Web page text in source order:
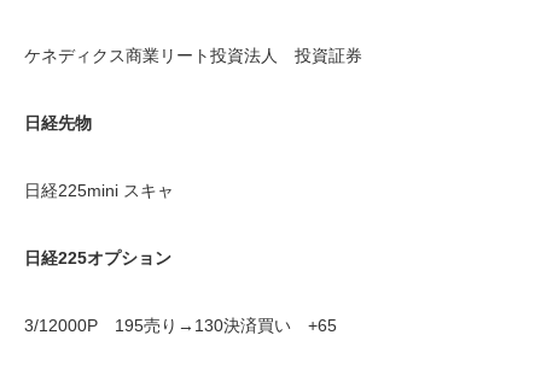
ケネディクス商業リート投資法人 投資証券
日経先物
日経225mini スキャ
日経225オプション
3/12000P 195売り→130決済買い +65